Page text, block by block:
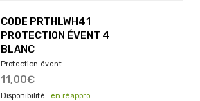
CODE PRTHLWH41
PROTECTION ÉVENT 4
BLANC
Protection évent
11,00€
en réappro.